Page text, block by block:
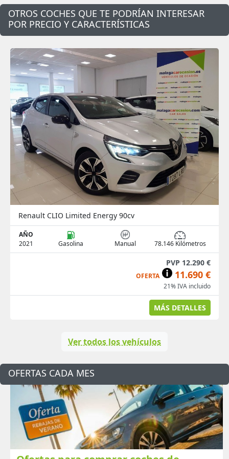
OTROS COCHES QUE TE PODRÍAN INTERESAR
POR PRECIO Y CARACTERÍSTICAS
Renault CLIO Limited Energy 90cv
AÑO
2021
Gasolina Manual 78.146 Kilómetros
PVP 12.290 €
OFERTA 11.690 €
21% IVA incluido
MÁS DETALLES
Ver todos los vehículos
OFERTAS CADA MES